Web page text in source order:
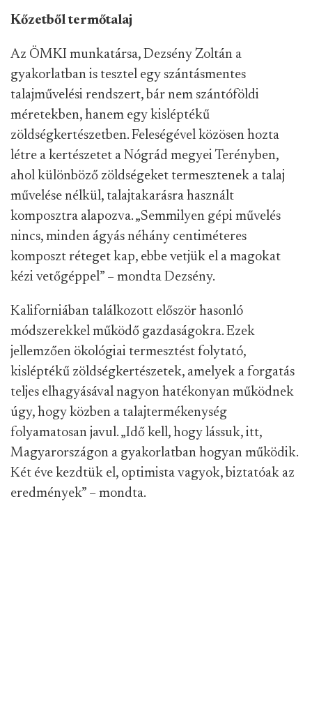
Kőzetből termőtalaj
Az ÖMKI munkatársa, Dezsény Zoltán a
gyakorlatban is tesztel egy szántásmentes
talajművelési rendszert, bár nem szántóföldi
méretekben, hanem egy kisléptékű
zöldségkertészetben. Feleségével közösen hozta
létre a kertészetet a Nógrád megyei Terényben,
ahol különböző zöldségeket termesztenek a talaj
művelése nélkül, talajtakarásra használt
komposztra alapozva. „Semmilyen gépi művelés
nincs, minden ágyás néhány centiméteres
komposzt réteget kap, ebbe vetjük el a magokat
kézi vetőgéppel” – mondta Dezsény.
Kaliforniában találkozott először hasonló
módszerekkel működő gazdaságokra. Ezek
jellemzően ökológiai termesztést folytató,
kisléptékű zöldségkertészetek, amelyek a forgatás
teljes elhagyásával nagyon hatékonyan működnek
úgy, hogy közben a talajtermékenység
folyamatosan javul. „Idő kell, hogy lássuk, itt,
Magyarországon a gyakorlatban hogyan működik.
Két éve kezdtük el, optimista vagyok, biztatóak az
eredmények” – mondta.